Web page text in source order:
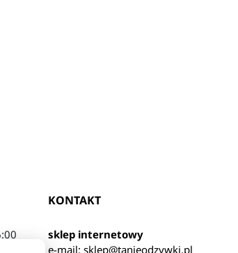
KONTAKT
sklep internetowy
e-mail: sklep@tanieodzywki.pl